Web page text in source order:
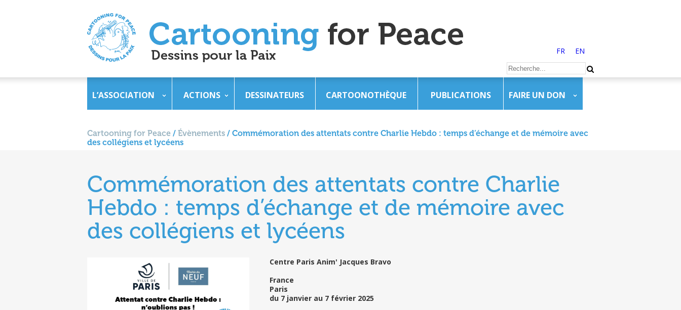
FR EN
L’ASSOCIATION ACTIONS DESSINATEURS CARTOONOTHÈQUE PUBLICATIONS FAIRE UN DON
Cartooning for Peace / Évènements / Commémoration des attentats contre Charlie Hebdo : temps d’échange et de mémoire avec
des collégiens et lycéens
Commémoration des attentats contre Charlie
Hebdo : temps d’échange et de mémoire avec
des collégiens et lycéens
Centre Paris Anim' Jacques Bravo
France
Paris
du 7 janvier au 7 février 2025